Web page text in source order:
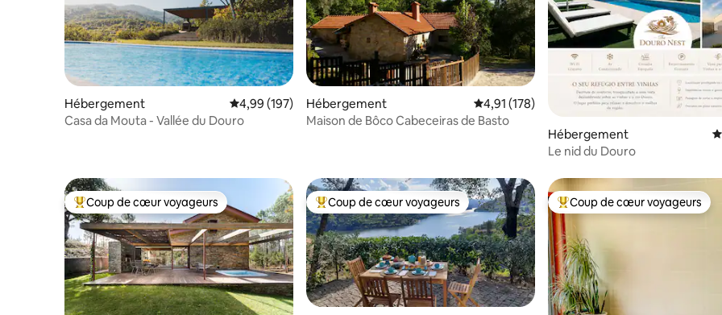
Hébergement Évaluation moyenne sur la base de 197 commentaires : 4,99 sur 5
4,99 (197)
Casa da Mouta - Vallée du Douro
Hébergement Évaluation moyenne sur la base de 178
4,91 (178)
Maison de Bôco Cabeceiras de Basto
Hébergement
Le nid du Douro
Coups de cœur voyageurs les plus appréciés
Coup de cœur voyageurs Coups de cœur voyageurs les plus appréciés
Coup de cœur voyageurs Coups de cœur voyageurs les
Coup de cœur voyageurs